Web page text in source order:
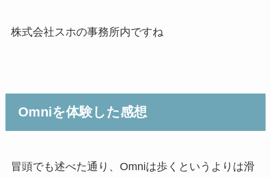
株式会社スホの事務所内ですね
Omniを体験した感想
冒頭でも述べた通り、Omniは歩くというよりは滑